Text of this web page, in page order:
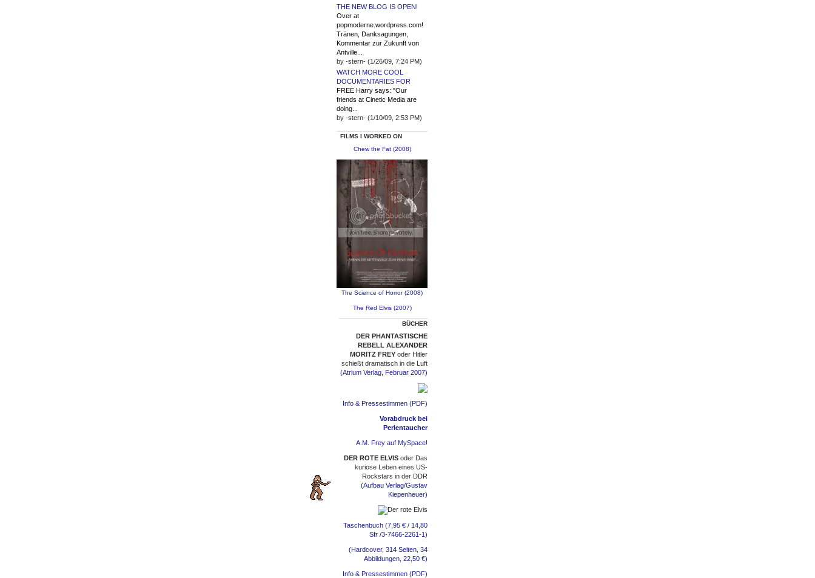
THE NEW BLOG IS OPEN!
Over at
popmoderne.wordpress.com!
Tränen, Danksagungen,
Kommentar zur Zukunft von
Antville...
by -stern- (1/26/09, 7:24 PM)
WATCH MORE COOL
DOCUMENTARIES FOR
FREE Harry says: "Our
friends at Cinetic Media are
doing...
by -stern- (1/10/09, 2:53 PM)
FILMS I WORKED ON
Chew the Fat (2008)
The Science of Horror (2008)
The Red Elvis (2007)
BÜCHER
DER PHANTASTISCHE
REBELL ALEXANDER
MORITZ FREY oder Hitler
schießt dramatisch in die Luft
(Atrium Verlag, Februar 2007)
Info & Pressestimmen (PDF)
Vorabdruck bei
Perlentaucher
A.M. Frey auf MySpace!
DER ROTE ELVIS oder Das
kuriose Leben eines US-
Rockstars in der DDR
(Aufbau Verlag/Gustav
Kiepenheuer)
Taschenbuch (7,95 € / 14,80
Sfr /3-7466-2261-1)
(Hardcover, 314 Seiten, 34
Abbildungen, 22,50 €)
Info & Pressestimmen (PDF)